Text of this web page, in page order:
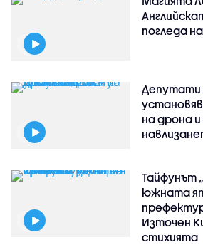
погледа
Депутати
на дрона
Тайфунът
южната
Източен
стихията